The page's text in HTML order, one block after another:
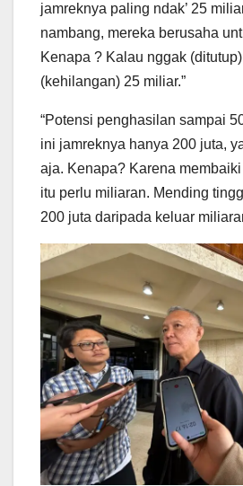
jamreknya paling ndak’ 25
nambang, mereka berusaha
Kenapa ? Kalau nggak
(kehilangan) 25 miliar.”
“Potensi penghasilan sampai
ini jamreknya hanya 200 juta,
aja. Kenapa? Karena
itu perlu miliaran. Mending
200 juta daripada keluar